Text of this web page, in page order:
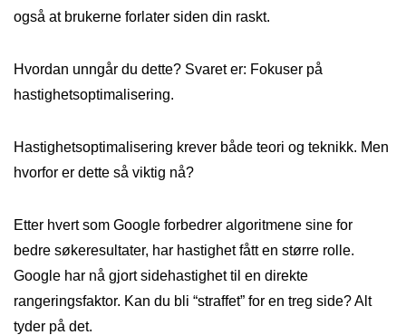
også at brukerne forlater siden din raskt.
Hvordan unngår du dette? Svaret er: Fokuser på
hastighetsoptimalisering.
Hastighetsoptimalisering krever både teori og teknikk. Men
hvorfor er dette så viktig nå?
Etter hvert som Google forbedrer algoritmene sine for
bedre søkeresultater, har hastighet fått en større rolle.
Google har nå gjort sidehastighet til en direkte
rangeringsfaktor. Kan du bli “straffet” for en treg side? Alt
tyder på det.